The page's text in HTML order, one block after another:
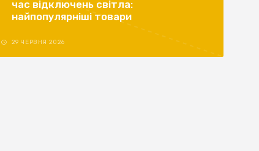
час відключень світла:
найпопулярніші товари
29 ЧЕРВНЯ 2026